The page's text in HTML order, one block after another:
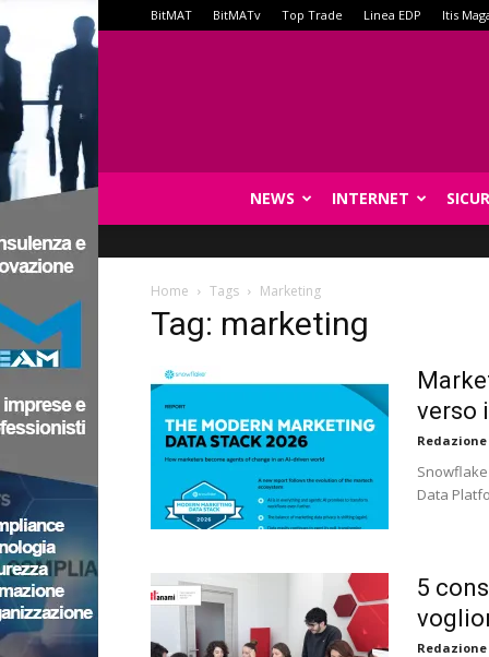
BitMAT BitMATv Top Trade Linea EDP Itis
NEWS INTERNET
Home Tags Marketing
Tag: marketing
verso
Data
5